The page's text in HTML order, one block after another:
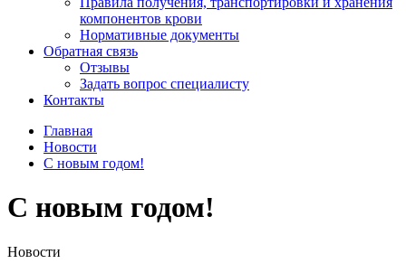
компонентов крови
Нормативные документы
Обратная связь
Отзывы
Задать вопрос специалисту
Контакты
Главная
Новости
С новым годом!
С новым годом!
Новости